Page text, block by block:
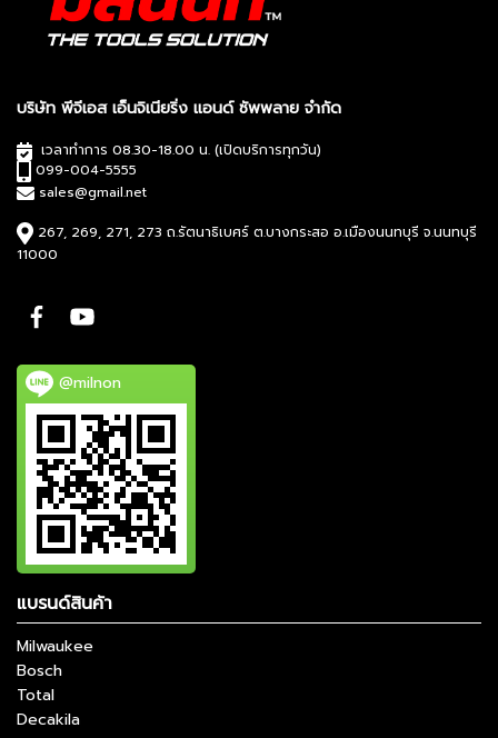
บริษัท พีจีเอส เอ็นจิเนียริ่ง แอนด์ ซัพพลาย จำกัด
เวลาทำการ 08.30-18.00 น. (เปิดบริการทุกวัน)
099-004-5555
sales@gmail.net
267, 269, 271, 273 ถ.รัตนาธิเบศร์ ต.บางกระสอ อ.เมืองนนทบุรี จ.นนทบุรี
11000
@milnon
แบรนด์สินค้า
Milwaukee
Bosch
Total
Decakila